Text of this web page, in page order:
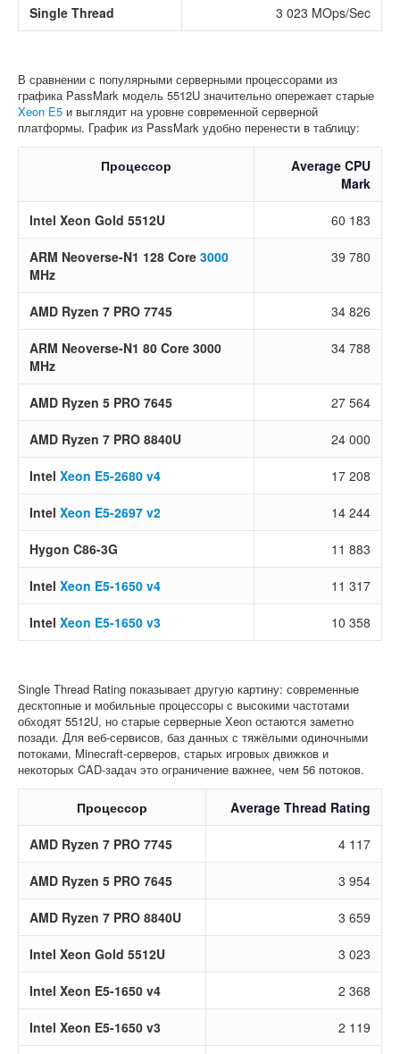
Single Thread 3 023 MOps/Sec
В сравнении с популярными серверными процессорами из
графика PassMark модель 5512U значительно опережает старые
Xeon E5 и выглядит на уровне современной серверной
платформы. График из PassMark удобно перенести в таблицу:
Процессор
Average CPU
Mark
Intel Xeon Gold 5512U 60 183
ARM Neoverse-N1 128 Core 3000
MHz
39 780
AMD Ryzen 7 PRO 7745 34 826
ARM Neoverse-N1 80 Core 3000
MHz
34 788
AMD Ryzen 5 PRO 7645 27 564
AMD Ryzen 7 PRO 8840U 24 000
Intel Xeon E5-2680 v4 17 208
Intel Xeon E5-2697 v2 14 244
Hygon C86-3G 11 883
Intel Xeon E5-1650 v4 11 317
Intel Xeon E5-1650 v3 10 358
Single Thread Rating показывает другую картину: современные
десктопные и мобильные процессоры с высокими частотами
обходят 5512U, но старые серверные Xeon остаются заметно
позади. Для веб-сервисов, баз данных с тяжёлыми одиночными
потоками, Minecraft-серверов, старых игровых движков и
некоторых CAD-задач это ограничение важнее, чем 56 потоков.
Процессор Average Thread Rating
AMD Ryzen 7 PRO 7745 4 117
AMD Ryzen 5 PRO 7645 3 954
AMD Ryzen 7 PRO 8840U 3 659
Intel Xeon Gold 5512U 3 023
Intel Xeon E5-1650 v4 2 368
Intel Xeon E5-1650 v3 2 119